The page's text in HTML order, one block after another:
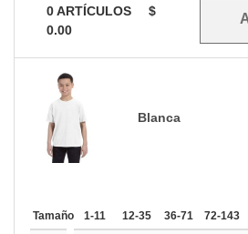
0ARTÍCULOS
$
0.00
Blanca
Tamaño 1-11 12-35 36-71 72-143